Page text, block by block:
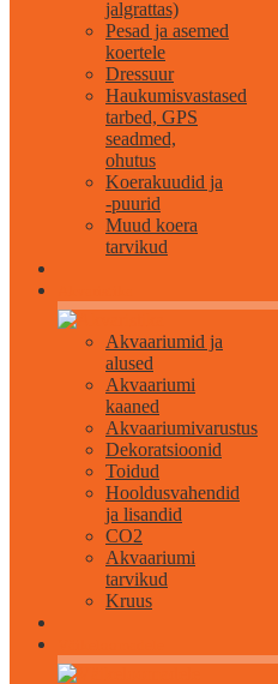
jalgrattas)
Pesad ja asemed
koertele
Dressuur
Haukumisvastased
tarbed, GPS
seadmed,
ohutus
Koerakuudid ja
-puurid
Muud koera
tarvikud
Akvaariumid ja
alused
Akvaariumi
kaaned
Akvaariumivarustus
Dekoratsioonid
Toidud
Hooldusvahendid
ja lisandid
CO2
Akvaariumi
tarvikud
Kruus